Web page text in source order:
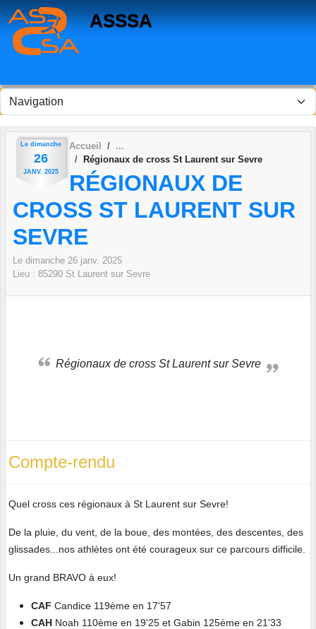
ASSSA
Le dimanche
26
JANV. 2025
Accueil
Régionaux de cross St Laurent sur Sevre
RÉGIONAUX DE
CROSS ST LAURENT SUR
SEVRE
Le dimanche 26 janv. 2025
Lieu : 85290 St Laurent sur Sevre
Régionaux de cross St Laurent sur Sevre
Compte-rendu
Quel cross ces régionaux à St Laurent sur Sevre!
De la pluie, du vent, de la boue, des montées, des descentes, des
glissades...nos athlètes ont été courageux sur ce parcours difficile.
Un grand BRAVO à eux!
CAF Candice 119ème en 17'57
CAH Noah 110ème en 19'25 et Gabin 125ème en 21'33
Panneau de gestion des cookies